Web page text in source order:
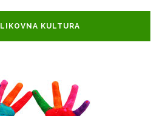
LIKOVNA KULTURA